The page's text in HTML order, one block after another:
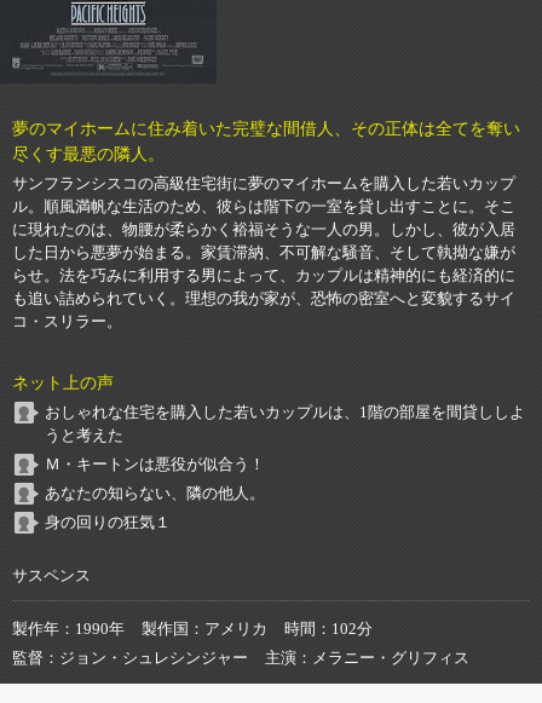
夢のマイホームに住み着いた完璧な間借人、その正体は全てを奪い
尽くす最悪の隣人。
サンフランシスコの高級住宅街に夢のマイホームを購入した若いカップ
ル。順風満帆な生活のため、彼らは階下の一室を貸し出すことに。そこ
に現れたのは、物腰が柔らかく裕福そうな一人の男。しかし、彼が入居
した日から悪夢が始まる。家賃滞納、不可解な騒音、そして執拗な嫌が
らせ。法を巧みに利用する男によって、カップルは精神的にも経済的に
も追い詰められていく。理想の我が家が、恐怖の密室へと変貌するサイ
コ・スリラー。
ネット上の声
おしゃれな住宅を購入した若いカップルは、1階の部屋を間貸ししよ
うと考えた
Ｍ・キートンは悪役が似合う！
あなたの知らない、隣の他人。
身の回りの狂気１
サスペンス
製作年 1990年 製作国 アメリカ 時間
102分
監督
ジョン・シュレシンジャー 主演 メラニー・グリフィス